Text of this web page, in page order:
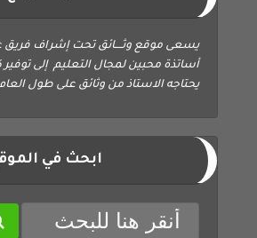
أساتذة محبين لمجال التعليم إلى توفير
يحتاجه الاستاذ من وثائق على طول